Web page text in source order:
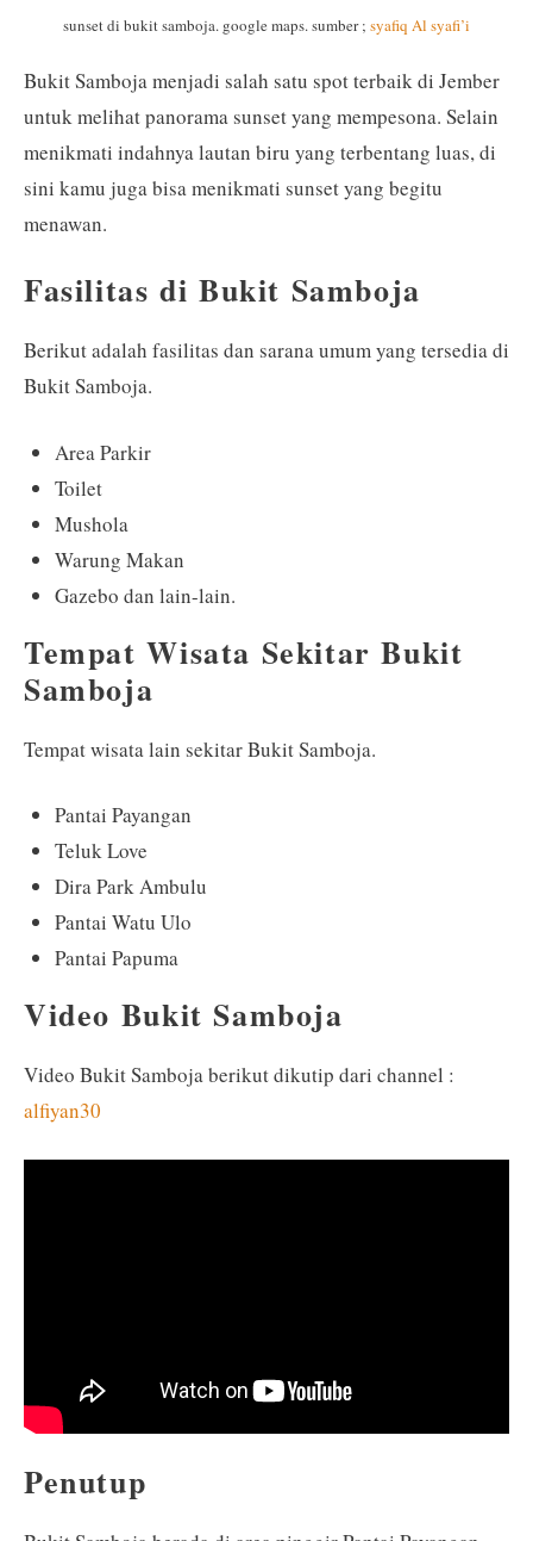
sunset di bukit samboja. google maps. sumber ; syafiq Al syafi’i
Bukit Samboja menjadi salah satu spot terbaik di Jember
untuk melihat panorama sunset yang mempesona. Selain
menikmati indahnya lautan biru yang terbentang luas, di
sini kamu juga bisa menikmati sunset yang begitu
menawan.
Fasilitas di Bukit Samboja
Berikut adalah fasilitas dan sarana umum yang tersedia di
Bukit Samboja.
Area Parkir
Toilet
Mushola
Warung Makan
Gazebo dan lain-lain.
Tempat Wisata Sekitar Bukit
Samboja
Tempat wisata lain sekitar Bukit Samboja.
Pantai Payangan
Teluk Love
Dira Park Ambulu
Pantai Watu Ulo
Pantai Papuma
Video Bukit Samboja
Video Bukit Samboja berikut dikutip dari channel :
alfiyan30
Penutup